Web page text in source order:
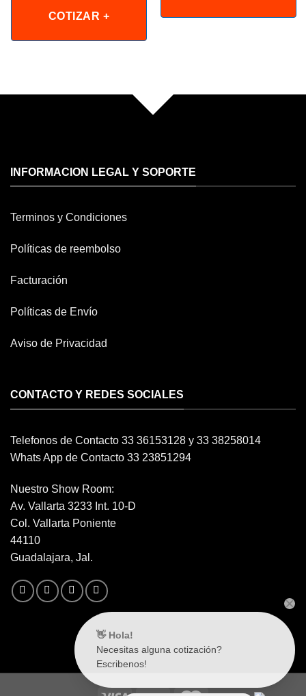
COTIZAR +
INFORMACION LEGAL Y SOPORTE
Terminos y Condiciones
Políticas de reembolso
Facturación
Políticas de Envío
Aviso de Privacidad
CONTACTO Y REDES SOCIALES
Telefonos de Contacto 33 36153128 y 33 38258014
Whats App de Contacto 33 23851294
Nuestro Show Room:
Av. Vallarta 3233 Int. 10-D
Col. Vallarta Poniente
44110
Guadalajara, Jal.
👋 Hola!
Necesitas alguna cotización?
Escribenos!